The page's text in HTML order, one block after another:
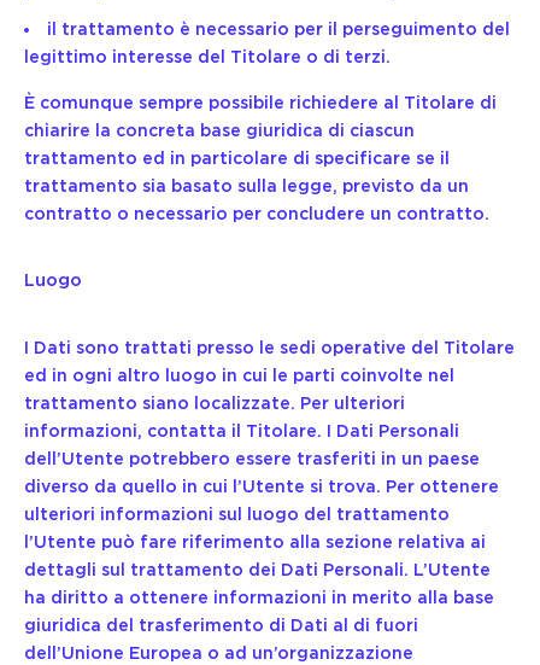
il trattamento è necessario per il perseguimento del
legittimo interesse del Titolare o di terzi.
È comunque sempre possibile richiedere al Titolare di
chiarire la concreta base giuridica di ciascun
trattamento ed in particolare di specificare se il
trattamento sia basato sulla legge, previsto da un
contratto o necessario per concludere un contratto.
Luogo
I Dati sono trattati presso le sedi operative del Titolare
ed in ogni altro luogo in cui le parti coinvolte nel
trattamento siano localizzate. Per ulteriori
informazioni, contatta il Titolare. I Dati Personali
dell’Utente potrebbero essere trasferiti in un paese
diverso da quello in cui l’Utente si trova. Per ottenere
ulteriori informazioni sul luogo del trattamento
l’Utente può fare riferimento alla sezione relativa ai
dettagli sul trattamento dei Dati Personali. L’Utente
ha diritto a ottenere informazioni in merito alla base
giuridica del trasferimento di Dati al di fuori
dell’Unione Europea o ad un’organizzazione